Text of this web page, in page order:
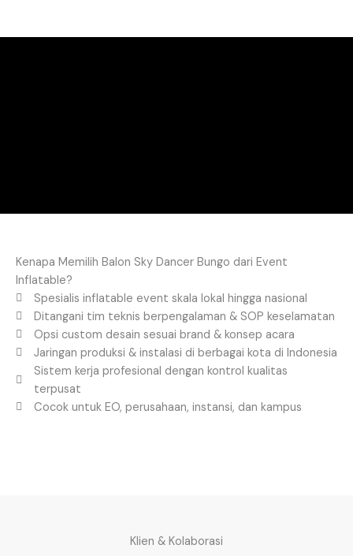
Kenapa Memilih Balon Sky Dancer Bungo dari Event
Inflatable?
Spesialis inflatable event skala lokal hingga nasional
Ditangani tim teknis berpengalaman & SOP keselamatan
Opsi custom desain sesuai brand & konsep acara
Jaringan produksi & instalasi di berbagai kota di Indonesia
Sistem kerja profesional dengan kontrol kualitas
terpusat
Cocok untuk EO, perusahaan, instansi, dan kampus
Klien & Kolaborasi